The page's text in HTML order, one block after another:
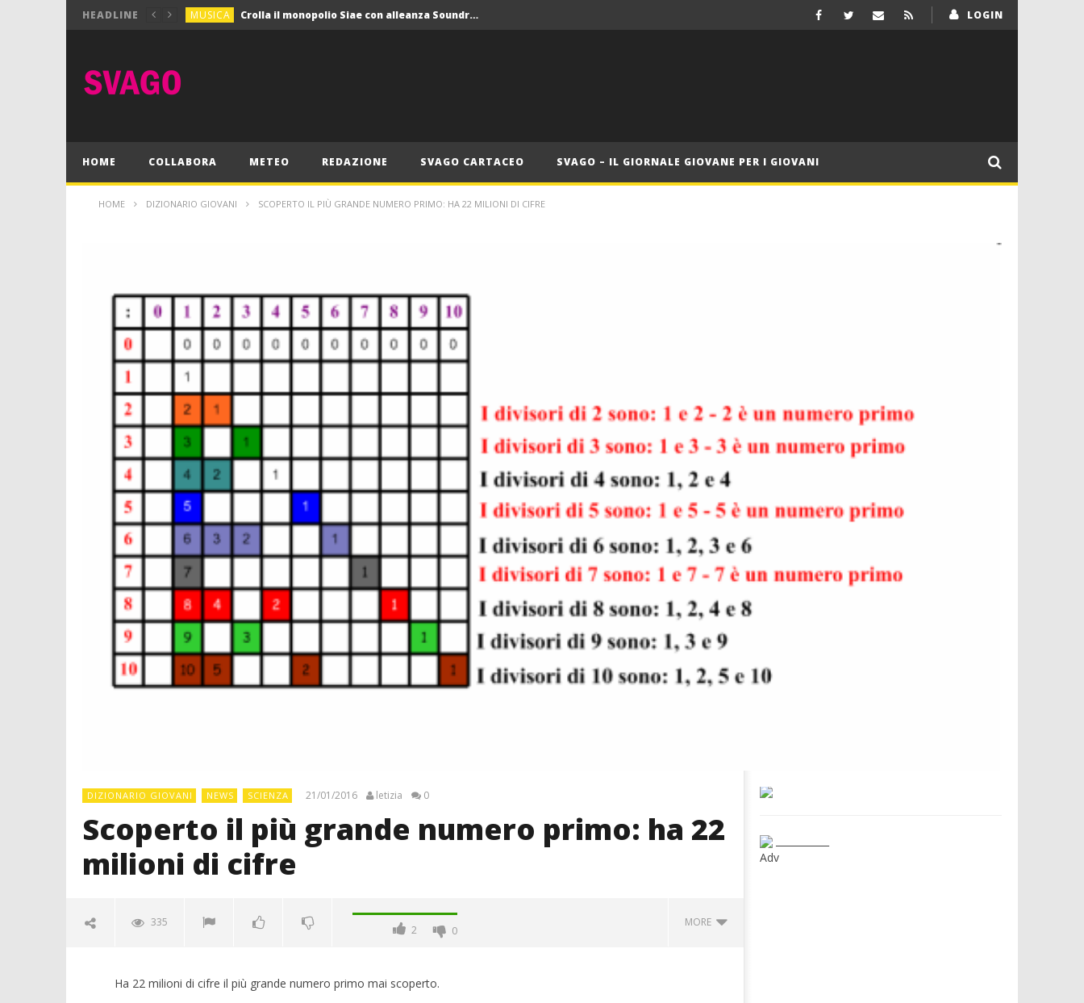
HEADLINE MUSICA Crolla il monopolio Siae con alleanza Soundreef – LEA
MUSICA Crolla il monopolio Siae con alleanza Soundreef – LEA
LOGIN
HOME COLLABORA METEO REDAZIONE SVAGO CARTACEO SVAGO – IL GIORNALE GIOVANE PER I GIOVANI
HOME DIZIONARIO GIOVANI SCOPERTO IL PIÙ GRANDE NUMERO PRIMO: HA 22 MILIONI DI CIFRE
DIZIONARIO GIOVANI NEWS SCIENZA 21/01/2016 letizia 0
Scoperto il più grande numero primo: ha 22
milioni di cifre
335
2 0
MORE
Ha 22 milioni di cifre il più grande numero primo mai scoperto.
___________
Adv